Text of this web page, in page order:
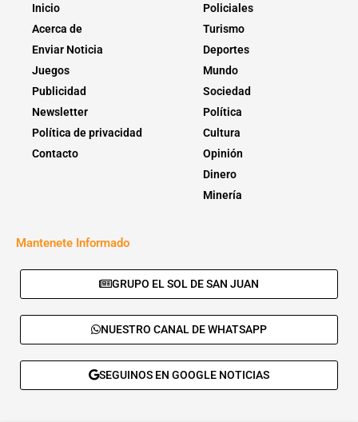
Inicio
Acerca de
Enviar Noticia
Juegos
Publicidad
Newsletter
Política de privacidad
Contacto
Policiales
Turismo
Deportes
Mundo
Sociedad
Política
Cultura
Opinión
Dinero
Minería
Mantenete Informado
GRUPO EL SOL DE SAN JUAN
NUESTRO CANAL DE WHATSAPP
SEGUINOS EN GOOGLE NOTICIAS